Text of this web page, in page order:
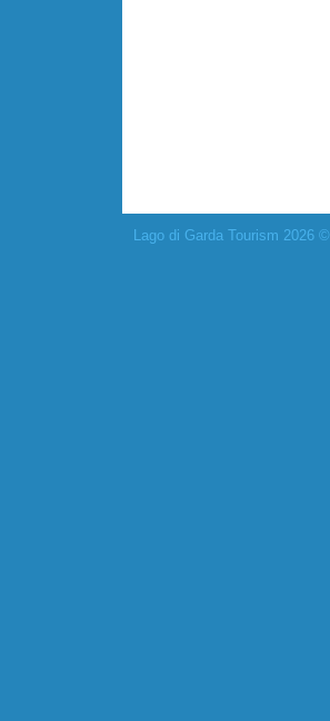
Lago di Garda Tourism 2026 ©